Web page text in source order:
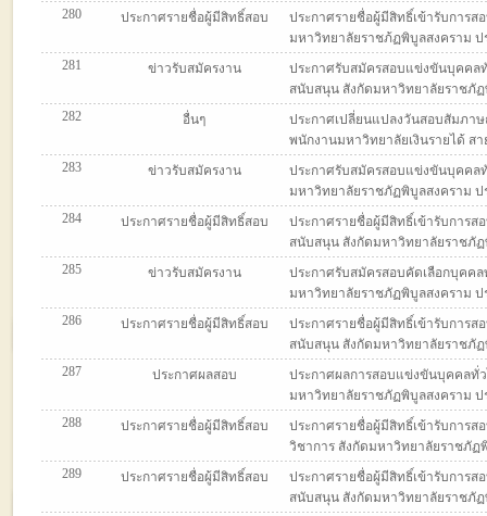
280
ประกาศรายชื่อผู้มีสิทธิ์สอบ
ประกาศรายชื่อผู้มีสิทธิ์เข้ารับการ
มหาวิทยาลัยราชภ้ฏพิบูลสงคราม ป
281
ข่าวรับสมัครงาน
ประกาศรับสมัครสอบแข่งขันบุคคล
สนับสนุน สังกัดมหาวิทยาลัยราชภัฏ
282
อื่นๆ
ประกาศเปลี่ยนแปลงวันสอบสัมภา
พนักงานมหาวิทยาลัยเงินรายได้ ส
283
ข่าวรับสมัครงาน
ประกาศรับสมัครสอบแข่งขันบุคคล
มหาวิทยาลัยราชภัฏพิบูลสงคราม ป
284
ประกาศรายชื่อผู้มีสิทธิ์สอบ
ประกาศรายชื่อผู้มีสิทธิ์เข้ารับการ
สนับสนุน สังกัดมหาวิทยาลัยราชภัฏ
285
ข่าวรับสมัครงาน
ประกาศรับสมัครสอบคัดเลือกบุคค
มหาวิทยาลัยราชภัฏพิบูลสงคราม ป
286
ประกาศรายชื่อผู้มีสิทธิ์สอบ
ประกาศรายชื่อผู้มีสิทธิ์เข้ารับการ
สนับสนุน สังกัดมหาวิทยาลัยราชภัฏ
287
ประกาศผลสอบ
ประกาศผลการสอบแข่งขันบุคคลทั่
มหาวิทยาลัยราชภัฏพิบูลสงคราม ป
288
ประกาศรายชื่อผู้มีสิทธิ์สอบ
ประกาศรายชื่อผู้มีสิทธิ์เข้ารับการ
วิชาการ สังกัดมหาวิทยาลัยราชภัฏ
289
ประกาศรายชื่อผู้มีสิทธิ์สอบ
ประกาศรายชื่อผู้มีสิทธิ์เข้ารับการ
สนับสนุน สังกัดมหาวิทยาลัยราชภัฏ